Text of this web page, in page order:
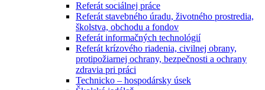
Referát sociálnej práce
Referát stavebného úradu, životného prostredia,
školstva, obchodu a fondov
Referát informačných technológií
Referát krízového riadenia, civilnej obrany,
protipožiarnej ochrany, bezpečnosti a ochrany
zdravia pri práci
Technicko – hospodársky úsek